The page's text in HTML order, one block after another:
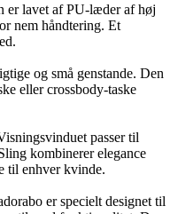
er lavet af PU-læder af høj
nem håndtering. Et
og små genstande. Den
eller crossbody-taske
passer til
kombinerer elegance
til enhver kvinde.
er specielt designet til